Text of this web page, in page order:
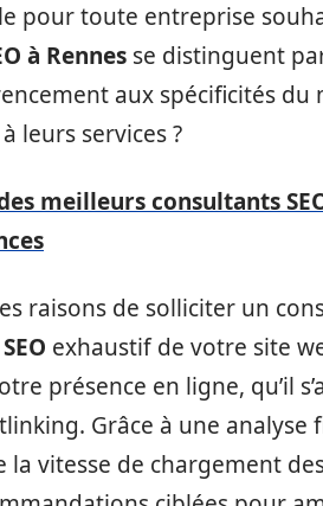
pour toute entreprise
à Rennes se distinguent
aux spécificités
leurs services ?
meilleurs consultants
raisons de solliciter un
exhaustif de votre site
présence en ligne, qu’il
Grâce à une analyse
la vitesse de chargement